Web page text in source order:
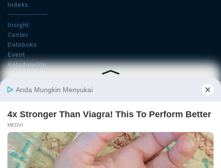
Indeks
Insight
Center
Databoks
Event
KatadataOto
Langganan Newsletter
Daftar
Ikuti Kami